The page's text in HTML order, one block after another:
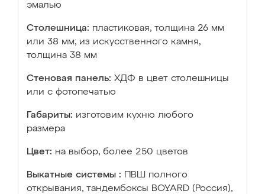
эмалью
Столешница: пластиковая, толщина 26 мм
или 38 мм; из искусственного камня,
толщина 38 мм
Стеновая панель: ХДФ в цвет столешницы
или с фотопечатью
Габариты: изготовим кухню любого
размера
Цвет: на выбор, более 250 цветов
Выкатные системы :
ПВШ полного
открывания, тандембоксы BOYARD (Россия),